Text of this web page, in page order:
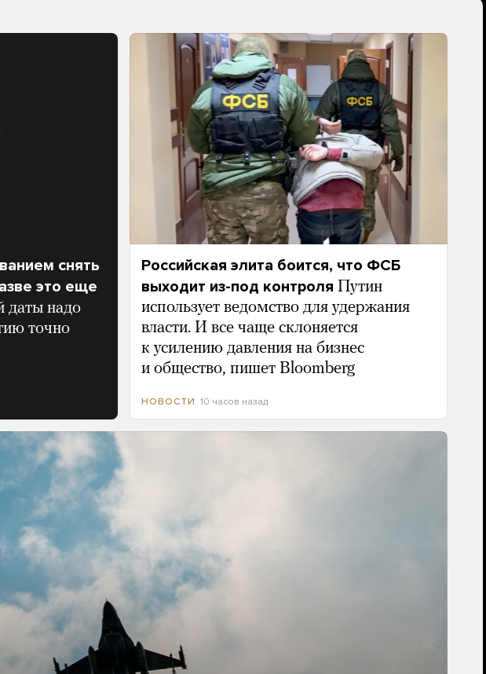
снять
это еще
даты надо
точно
Российская элита боится, что ФСБ
выходит из-под контроля Путин
использует ведомство для удержания
власти. И все чаще склоняется
к усилению давления на бизнес
и общество, пишет Bloomberg
НОВОСТИ 10 часов назад